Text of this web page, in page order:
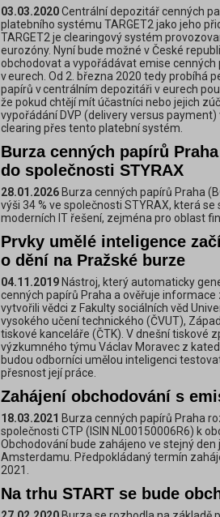
03.03.2020Centrální depozitář cenných
platebního systému TARGET2 jako jeho
TARGET2 je clearingový systém
eurozóny. Nyní bude možné v České
obchodovat a vypořádávat emise
v eurech. Od 2. března 2020 tedy probíhá
papírů v centrálním depozitáři v eurech
že pokud chtějí mít účastníci nebo jejich
vypořádání DVP (delivery versus
clearing přes tento platební systém.
Burza cenných papírů
do společnosti STYRAX
28.01.2026 Burza cenných papírů Praha
výši 34 % ve společnosti STYRAX, která
moderních IT řešení, zejména pro oblast
Prvky umělé inteligence
o dění na Pražské burze
04.11.2019 Nástroj, který automaticky
cenných papírů Praha a ověřuje
vytvořili vědci z Fakulty sociálních věd
vysokého učení technického (ČVUT),
tiskové kanceláře (ČTK). V dnešní tiskové
výzkumného týmu Václav Moravec z
budou odborníci umělou inteligenci
přesnost její práce.
Zahájení obchodování s
18.03.2021 Burza cenných papírů Praha
společnosti CTP (ISIN NL00150006R6) k
Obchodování bude zahájeno ve stejný
Amsterdamu. Předpokládaný termín
2021.
Na trhu START se bude